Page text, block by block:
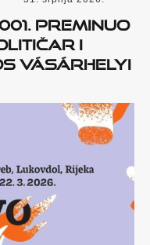
preminuo
i
Vásárhelyi